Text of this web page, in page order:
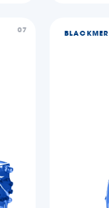
07 BLACKMER